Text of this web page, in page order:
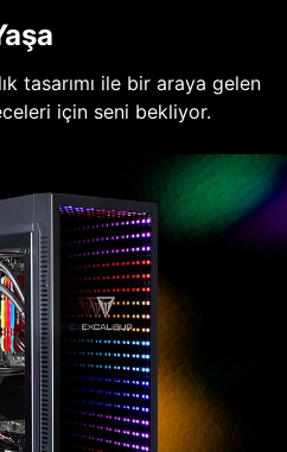
tasarımı ile bir araya gelen
için seni bekliyor.